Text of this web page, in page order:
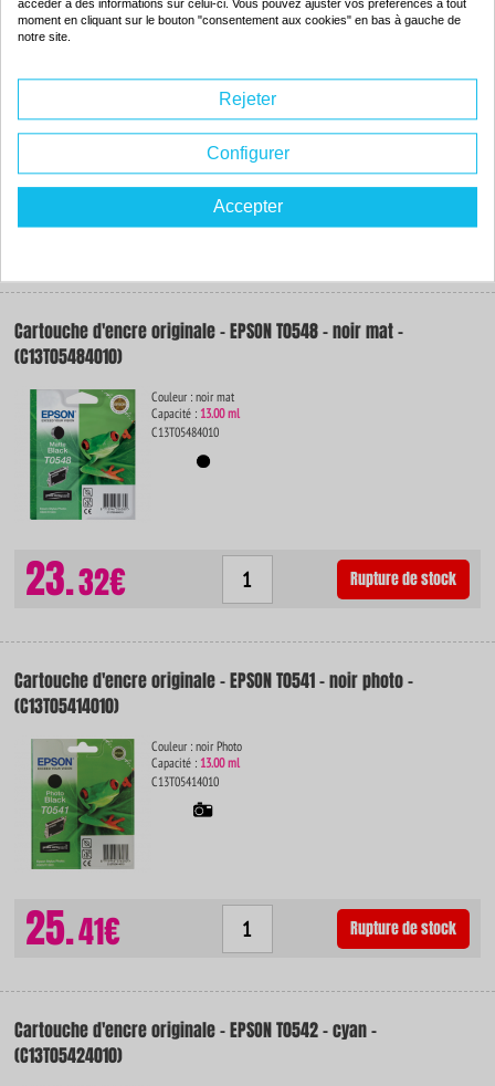
Couleur : rouge
Capacité : 17.00 ml
De dimensions identiques, ce consommable contient
rapport au produit de la marque.
4.54€ Commander
Cartouche d'encre originale - EPSON T0548 - noir mat -
(C13T05484010)
Couleur : noir mat
Capacité : 13.00 ml
C13T05484010
23.32€ Rupture de stock
Cartouche d'encre originale - EPSON T0541 - noir photo -
(C13T05414010)
Couleur : noir Photo
Capacité : 13.00 ml
C13T05414010
25.41€ Rupture de stock
Cartouche d'encre originale - EPSON T0542 - cyan -
(C13T05424010)
accéder à des informations sur celui-ci. Vous pouvez ajuster vos préférences à tout
moment en cliquant sur le bouton "consentement aux cookies" en bas à gauche de
notre site.
Rejeter
Configurer
Accepter